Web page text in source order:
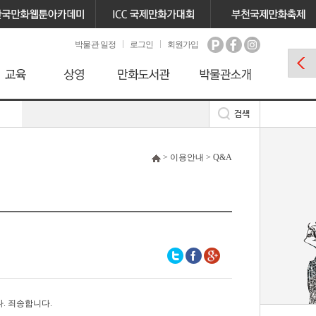
박물관 일정 로그인 회원가입
> 이용안내 > Q&A
. 죄송합니다.